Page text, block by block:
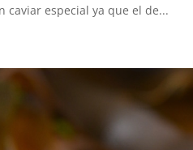
caviar especial ya que el de...